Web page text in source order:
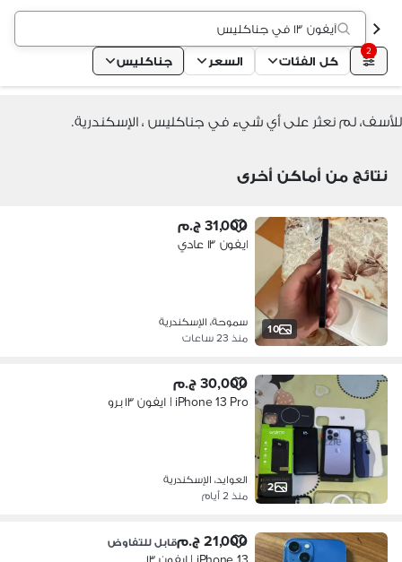
آيفون ١٣ في جناكليس
2
كل الفئات السعر جناكليس
للأسف، لم نعثر على أي شيء في جناكليس ، الإسكندرية.
نتائج من أماكن أخرى
10
31,000 ج.م
ايفون ١٣ عادي
سموحة، الإسكندرية
منذ 23 ساعات
2
30,000 ج.م
iPhone 13 Pro | ايفون ١٣ برو
العوايد، الإسكندرية
منذ 2 أيام
21,000 ج.م قابل للتفاوض